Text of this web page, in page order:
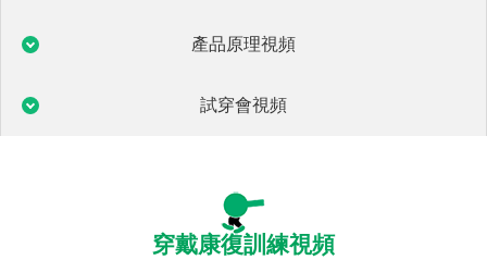
產品原理視頻
試穿會視頻
穿戴康復訓練視頻